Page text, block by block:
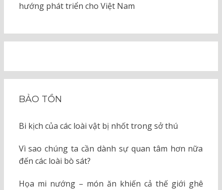
hướng phát triển cho Việt Nam
BẢO TỒN
Bi kịch của các loài vật bị nhốt trong sở thú
Vì sao chúng ta cần dành sự quan tâm hơn nữa
đến các loài bò sát?
Họa mi nướng – món ăn khiến cả thế giới ghê